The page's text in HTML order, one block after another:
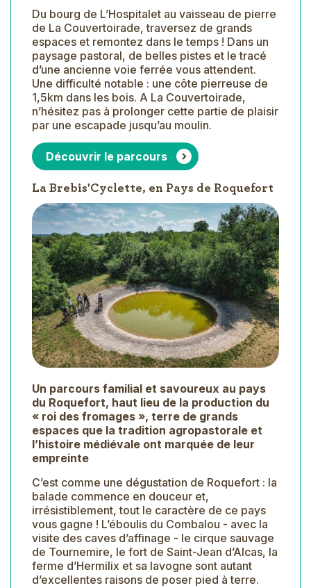
Du bourg de L’Hospitalet au vaisseau de pierre
de La Couvertoirade, traversez de grands
espaces et remontez dans le temps ! Dans un
paysage pastoral, de belles pistes et le tracé
d’une ancienne voie ferrée vous attendent.
Une difficulté notable : une côte pierreuse de
1,5km dans les bois. A La Couvertoirade,
n’hésitez pas à prolonger cette partie de plaisir
par une escapade jusqu’au moulin.
Découvrir le parcours
La Brebis'Cyclette, en Pays de Roquefort
Un parcours familial et savoureux au pays
du Roquefort, haut lieu de la production du
« roi des fromages », terre de grands
espaces que la tradition agropastorale et
l’histoire médiévale ont marquée de leur
empreinte
C’est comme une dégustation de Roquefort : la
balade commence en douceur et,
irrésistiblement, tout le caractère de ce pays
vous gagne ! L’éboulis du Combalou - avec la
visite des caves d’affinage - le cirque sauvage
de Tournemire, le fort de Saint-Jean d’Alcas, la
ferme d’Hermilix et sa lavogne sont autant
d’excellentes raisons de poser pied à terre.